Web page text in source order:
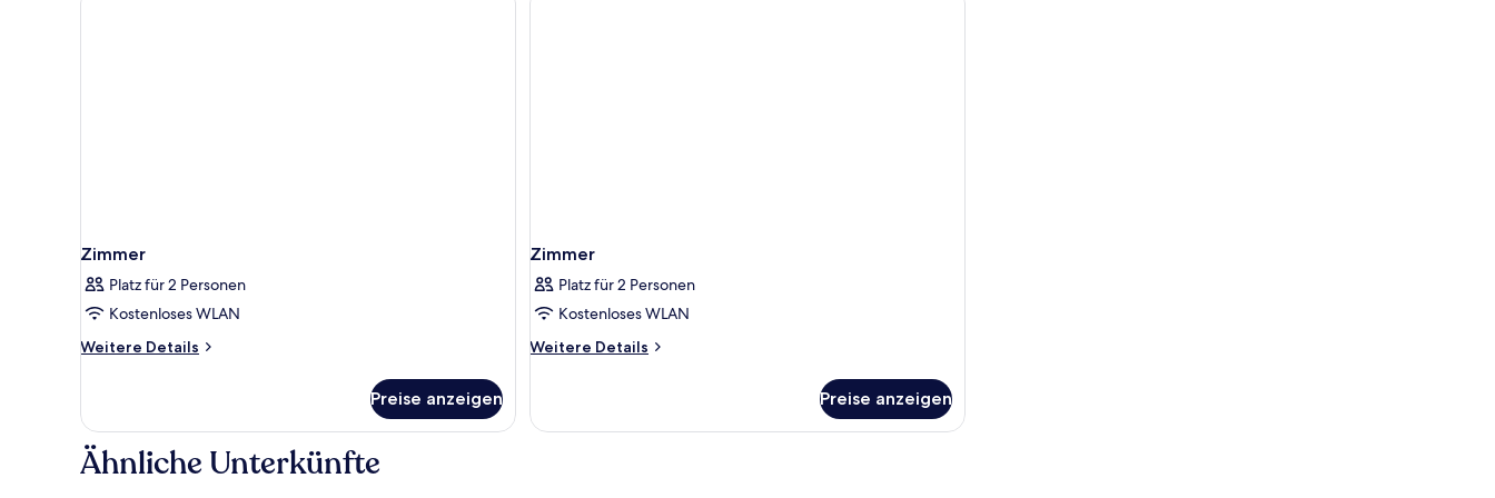
(Eiffel
Zimmer
Platz für 2 Personen
Kostenloses WLAN
Weitere Details
Weitere
Preise anzeigen
Zimmer
Platz für 2 Personen
Kostenloses WLAN
Weitere Details
Weitere
Preise anzeigen
Ähnliche Unterkünfte